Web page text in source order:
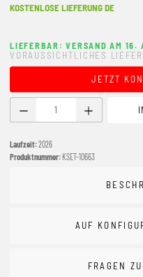
KOSTENLOSE LIEFERUNG DE
LIEFERBAR: VERSAND AM 16.
VORAUSSICHTLICHES
JETZT
Produkt Anzahl: Gib
Laufzeit:2026
Produktnummer: KSET-10663
AUF
FRAGEN